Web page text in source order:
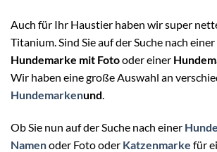
Auch für Ihr Haustier haben wir super
Titanium. Sind Sie auf der Suche nach
Hundemarke mit Fotooder einer
Wir haben eine große Auswahl an
Hundemarkenund.
Ob Sie nun auf der Suche nach einer
Namenoder Foto oder Katzenmarke für